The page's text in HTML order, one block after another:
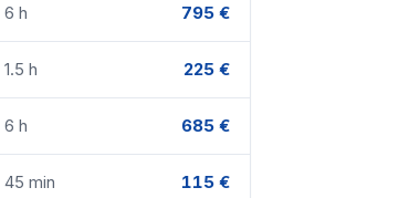
6 h 795 €
1.5 h 225 €
6 h 685 €
45 min 115 €